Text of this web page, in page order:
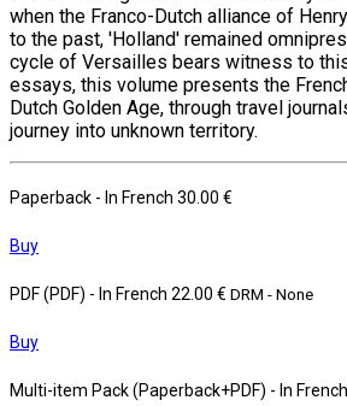
when the Franco-Dutch alliance of
to the past, 'Holland' remained
cycle of Versailles bears witness to
essays, this volume presents the
Dutch Golden Age, through travel
journey into unknown territory.
Paperback - In French 30.00 €
Buy
PDF (PDF) - In French 22.00 € DRM - None
Buy
Multi-item Pack (Paperback+PDF) - In French